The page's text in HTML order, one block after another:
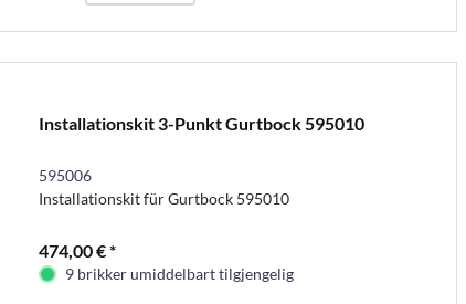
Installationskit 3-Punkt Gurtbock 595010
595006
Installationskit für Gurtbock 595010
474,00 € *
9 brikker umiddelbart tilgjengelig